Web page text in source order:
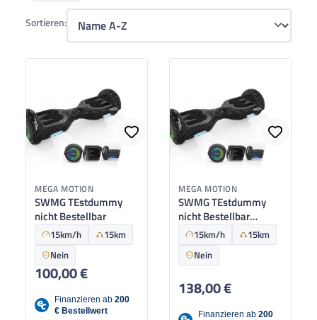
Sortieren:
MEGA MOTION
SWMG TEstdummy
nicht Bestellbar
15km/h
15km
Nein
Regulärer Preis:
100,00 €
MEGA MOTION
SWMG TEstdummy
nicht Bestellbar
Vorbestellbar 15.04,
Lieferzeit 14 Tage
15km/h
15km
Nein
Regulärer Preis:
138,00 €